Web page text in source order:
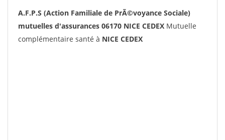
A.F.P.S (Action Familiale de PrÃ©voyance Sociale)
mutuelles d'assurances 06170 NICE CEDEX Mutuelle
complémentaire santé à NICE CEDEX